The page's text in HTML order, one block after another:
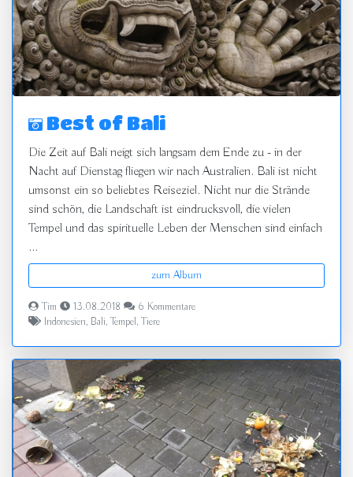
zurück vor
Best of Bali
Die Zeit auf Bali neigt sich langsam dem Ende zu - in der
Nacht auf Dienstag fliegen wir nach Australien. Bali ist nicht
umsonst ein so beliebtes Reiseziel. Nicht nur die Strände
sind schön, die Landschaft ist eindrucksvoll, die vielen
Tempel und das spirituelle Leben der Menschen sind einfach
...
zum Album
Tim 13.08.2018
6 Kommentare
Indonesien, Bali, Tempel, Tiere